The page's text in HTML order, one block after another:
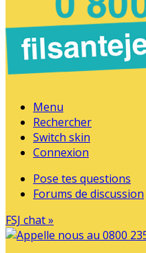
Menu
Rechercher
Switch skin
Connexion
Pose tes questions
Forums de discussion
FSJ chat »